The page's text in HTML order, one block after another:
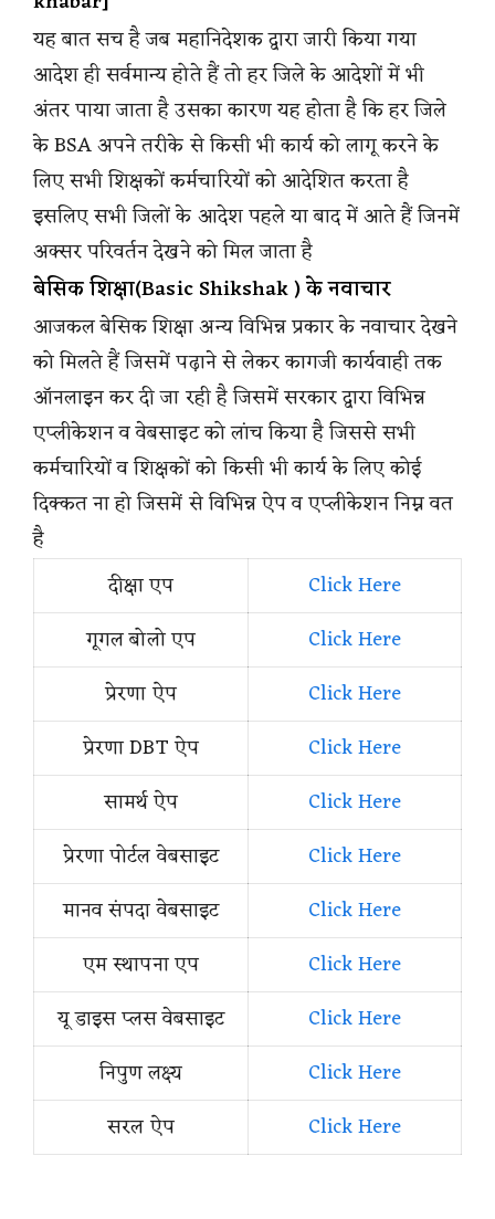
यह बात सच है जब महानिदेशक द्वारा जारी किया गया
आदेश ही सर्वमान्य होते हैं तो हर जिले के आदेशों में भी
अंतर पाया जाता है उसका कारण यह होता है कि हर जिले
के BSA अपने तरीके से किसी भी कार्य को लागू करने के
लिए सभी शिक्षकों कर्मचारियों को आदेशित करता है
इसलिए सभी जिलों के आदेश पहले या बाद में आते हैं जिनमें
अक्सर परिवर्तन देखने को मिल जाता है
बेसिक शिक्षा(Basic Shikshak ) के नवाचार
आजकल बेसिक शिक्षा अन्य विभिन्न प्रकार के नवाचार देखने
को मिलते हैं जिसमें पढ़ाने से लेकर कागजी कार्यवाही तक
ऑनलाइन कर दी जा रही है जिसमें सरकार द्वारा विभिन्न
एप्लीकेशन व वेबसाइट को लांच किया है जिससे सभी
कर्मचारियों व शिक्षकों को किसी भी कार्य के लिए कोई
दिक्कत ना हो जिसमें से विभिन्न ऐप व एप्लीकेशन निम्न वत
है
दीक्षा एप
Click Here
गूगल बोलो एप
Click Here
प्रेरणा ऐप
Click Here
प्रेरणा DBT ऐप
Click Here
सामर्थ ऐप
Click Here
प्रेरणा पोर्टल वेबसाइट
Click Here
मानव संपदा वेबसाइट
Click Here
एम स्थापना एप
Click Here
यू डाइस प्लस वेबसाइट
Click Here
निपुण लक्ष्य
Click Here
सरल ऐप
Click Here